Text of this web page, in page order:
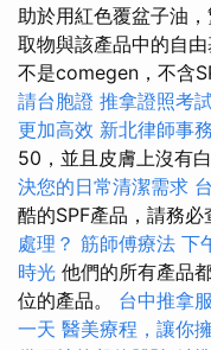
助於用紅色覆盆子油
取物與該產品中的自
不是comegen，不含
請台胞證 推拿證照考
更加高效 新北律師事
50，並且皮膚上沒有
決您的日常清潔需求
酷的SPF產品，請務
處理？ 筋師傅療法 下
時光 他們的所有產品
位的產品。 台中推拿
一天 醫美療程，讓你